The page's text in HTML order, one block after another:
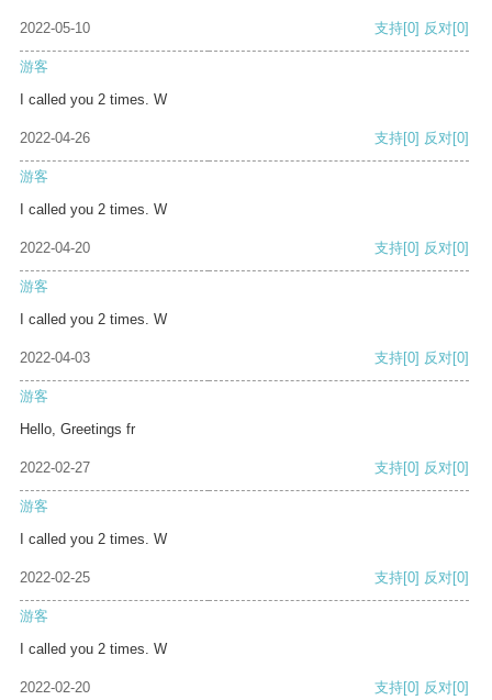
2022-05-10 支持[0] 反对[0]
游客
I called you 2 times. W
2022-04-26 支持[0] 反对[0]
游客
I called you 2 times. W
2022-04-20 支持[0] 反对[0]
游客
I called you 2 times. W
2022-04-03 支持[0] 反对[0]
游客
Hello, Greetings fr
2022-02-27 支持[0] 反对[0]
游客
I called you 2 times. W
2022-02-25 支持[0] 反对[0]
游客
I called you 2 times. W
2022-02-20 支持[0] 反对[0]